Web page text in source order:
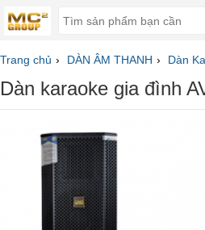
Trang chủ DÀN ÂM THANH Dàn
Dàn karaoke gia đình